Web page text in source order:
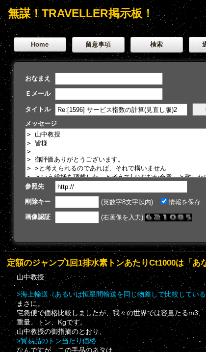
無謀！TRAVELLER掲示板！
Home 留意事項 検索
おなまえ
Ｅメール
タイトル
メッセージ
参照先
削除キー (英数字8文字以内)
情報を保存
画像認証
(右画像を入力)
定額のジャンプ1回1排水素トンあたりCt1000は「あ
山中教授
>海上輸送（あるいは恒星間輸送を同じ物差しで比較している
まさに。
宅急便で価格比較しましたが、我々の世界では容量たるm3
重量、トン、Kgです。
山中教授の御指摘のとおり、
>貿易品のトン当たり価格
なんですが、この手品のネタは、